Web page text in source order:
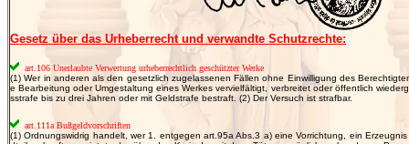
Gesetz über das Urheberrecht und verwandte Schutzrechte:
art.106 Unerlaubte Verwertung urheberrechtlich geschützter Werke
(1) Wer in anderen als den gesetzlich zugelassenen Fällen ohne Einwilligung des
e Bearbeitung oder Umgestaltung eines Werkes vervielfältigt, verbreitet oder öffentlich
sstrafe bis zu drei Jahren oder mit Geldstrafe bestraft. (2) Der Versuch ist strafbar.
art.111a Bußgeldvorschriften
(1) Ordnungswidrig handelt, wer 1. entgegen art.95a Abs.3 a) eine Vorrichtung, ein